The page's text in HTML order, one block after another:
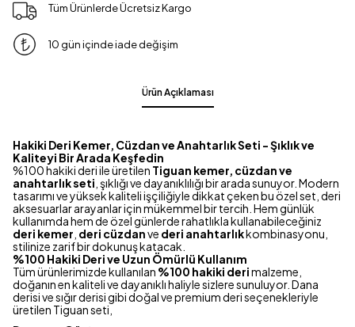
Tüm Ürünlerde Ücretsiz Kargo
10 gün içinde iade değişim
Ürün Açıklaması
Hakiki Deri Kemer, Cüzdan ve Anahtarlık Seti - Şıklık ve
Kaliteyi Bir Arada Keşfedin
%100 hakiki deri ile üretilen Tiguan kemer, cüzdan ve
anahtarlık seti , şıklığı ve dayanıklılığı bir arada sunuyor. Modern
tasarımı ve yüksek kaliteli işçiliğiyle dikkat çeken bu özel set, deri
aksesuarlar arayanlar için mükemmel bir tercih. Hem günlük
kullanımda hem de özel günlerde rahatlıkla kullanabileceğiniz
deri kemer deri cüzdanve deri anahtarlıkkombinasyonu,
stilinize zarif bir dokunuş katacak.
%100 Hakiki Deri ve Uzun Ömürlü Kullanım
Tüm ürünlerimizde kullanılan %100 hakiki derimalzeme,
doğanın en kaliteli ve dayanıklı haliyle sizlere sunuluyor. Dana
derisi ve sığır derisi gibi doğal ve premium deri seçenekleriyle
üretilen Tiguan seti,